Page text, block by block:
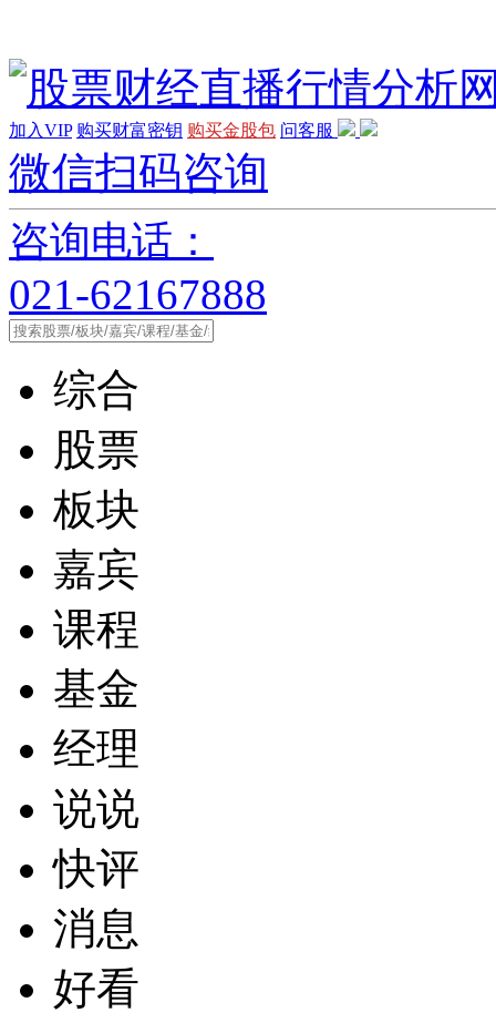
加入VIP 购买财富密钥 购买金股包 问客服
微信扫码咨询
咨询电话：
021-62167888
综合
股票
板块
嘉宾
课程
基金
经理
说说
快评
消息
好看